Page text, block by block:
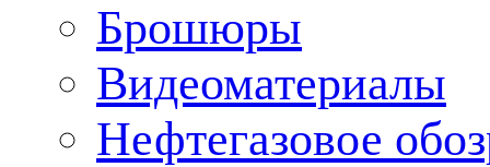
Брошюры
Видеоматериалы
Нефтегазовое